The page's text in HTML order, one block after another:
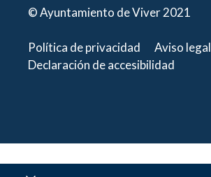
© Ayuntamiento de Viver 2021
Política de privacidad
Aviso legal
Declaración de accesibilidad